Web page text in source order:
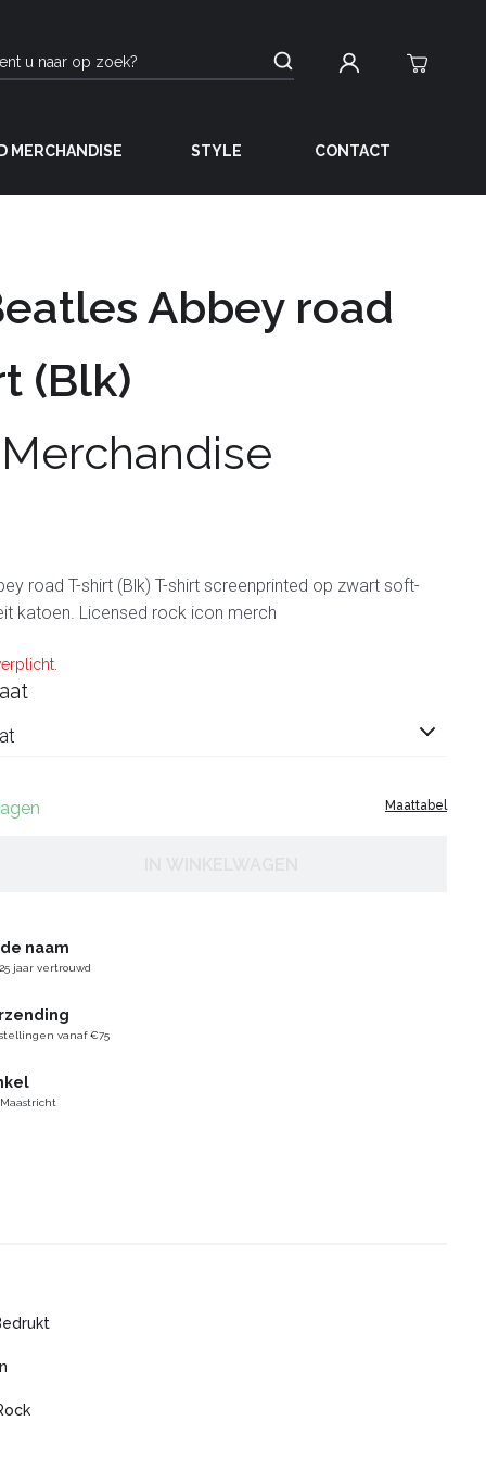
MERCHANDISE STYLE CONTACT
Abbey road
(Blk)
road T-shirt (Blk) T-shirt screenprinted op zwart soft-
katoen. Licensed rock icon merch
Maattabel
naam
jaar vertrouwd
vanaf €75